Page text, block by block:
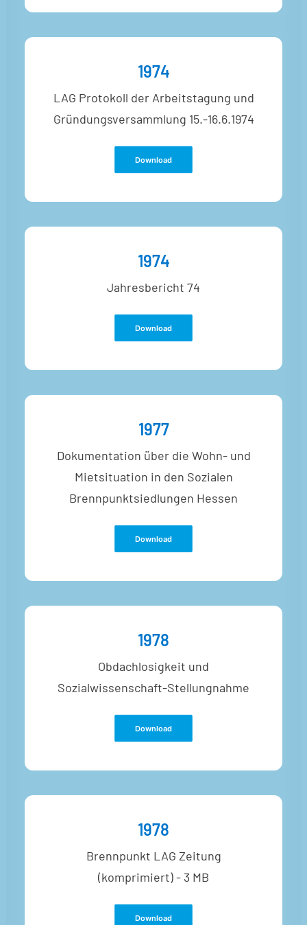
1974
LAG Protokoll der Arbeitstagung und
Gründungsversammlung 15.-16.6.1974
Download
1974
Jahresbericht 74
Download
1977
Dokumentation über die Wohn- und
Mietsituation in den Sozialen
Brennpunktsiedlungen Hessen
Download
1978
Obdachlosigkeit und
Sozialwissenschaft-Stellungnahme
Download
1978
Brennpunkt LAG Zeitung
(komprimiert) - 3 MB
Download